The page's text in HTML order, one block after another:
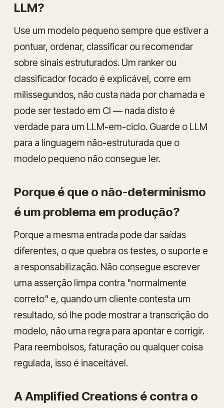
LLM?
Use um modelo pequeno sempre que estiver a
pontuar, ordenar, classificar ou recomendar
sobre sinais estruturados. Um ranker ou
classificador focado é explicável, corre em
milissegundos, não custa nada por chamada e
pode ser testado em CI — nada disto é
verdade para um LLM-em-ciclo. Guarde o LLM
para a linguagem não-estruturada que o
modelo pequeno não consegue ler.
Porque é que o não-determinismo
é um problema em produção?
Porque a mesma entrada pode dar saídas
diferentes, o que quebra os testes, o suporte e
a responsabilização. Não consegue escrever
uma asserção limpa contra "normalmente
correto" e, quando um cliente contesta um
resultado, só lhe pode mostrar a transcrição do
modelo, não uma regra para apontar e corrigir.
Para reembolsos, faturação ou qualquer coisa
regulada, isso é inaceitável.
A Amplified Creations é contra o